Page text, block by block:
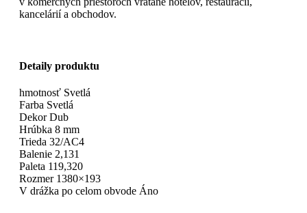
kancelárií a obchodov.
Detaily produktu
hmotnosť Svetlá
Farba Svetlá
Dekor Dub
Hrúbka 8 mm
Trieda 32/AC4
Balenie 2,131
Paleta 119,320
Rozmer 1380×193
V drážka po celom obvode Áno